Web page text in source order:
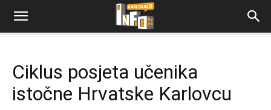
Ciklus posjeta učenika
istočne Hrvatske Karlovcu